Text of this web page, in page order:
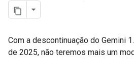
Com a descontinuação do Gemini
de 2025, não teremos mais um